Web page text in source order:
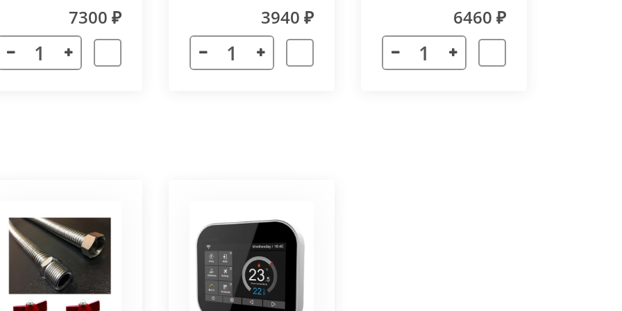
Придает прибору завершенности и помогает скрыть неточности в соединении
увеличивает жесткость короба.
мм поставляется отдельными частями. Соединение частей корпуса в единую
соединение.
прибор позволяет создать идеальный микроклимат в помещении.
влажных помещений. Корпус конвектора изготавливается с формованным дном,
7300 ₽ 3940 ₽ 6460 ₽